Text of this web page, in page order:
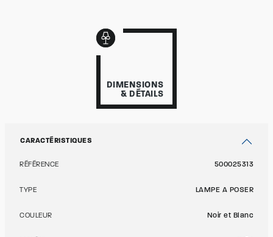
DIMENSIONS
& DÉTAILS
CARACTÉRISTIQUES
RÉFÉRENCE 500025313
TYPE LAMPE A POSER
COULEUR Noir et Blanc